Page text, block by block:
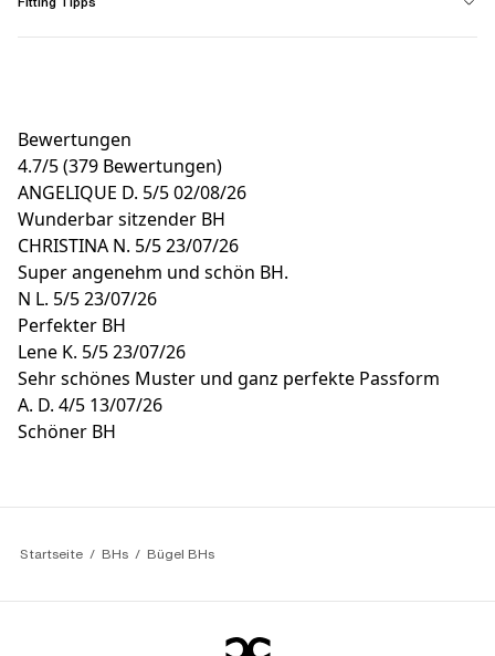
Bewertungen
4.7/5(379 Bewertungen)
ANGELIQUE D. 5/502/08/26
Wunderbar sitzender BH
CHRISTINA N. 5/523/07/26
Super angenehm und schön BH.
N L. 5/523/07/26
Perfekter BH
Lene K. 5/523/07/26
Sehr schönes Muster und ganz perfekte Passform
A. D. 4/5 13/07/26
Schöner BH
Startseite BHs Bügel BHs